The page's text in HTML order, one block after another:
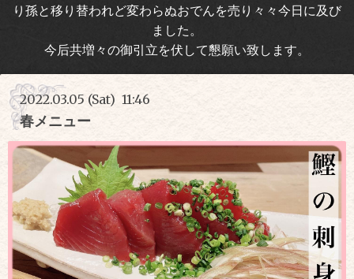
り孫と移り替われど変わらぬおでんを売り々々今日に及び
ました。
今后共増々の御引立を伏して懇願い致します。
2022.03.05 (Sat) 11:46
春メニュー